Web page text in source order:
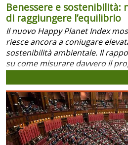
Benessere e sostenibilità:
di raggiungere l’equilibrio
Il nuovo Happy Planet Index
riesce ancora a coniugare
sostenibilità ambientale. Il
su come misurare davvero il